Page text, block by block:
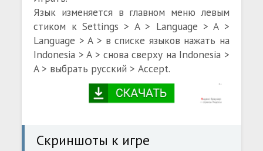
Язык изменяется в главном меню левым
стиком к Settings > A > Language > A >
Language > A > в списке языков нажать на
Indonesia > A > снова сверху на Indonesia >
A > выбрать русский > Accept.
Скриншоты к игре